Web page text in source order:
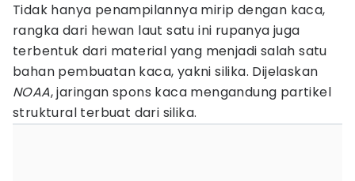
Tidak hanya penampilannya mirip dengan kaca,
rangka dari hewan laut satu ini rupanya juga
terbentuk dari material yang menjadi salah satu
bahan pembuatan kaca, yakni silika. Dijelaskan
NOAA, jaringan spons kaca mengandung partikel
struktural terbuat dari silika.